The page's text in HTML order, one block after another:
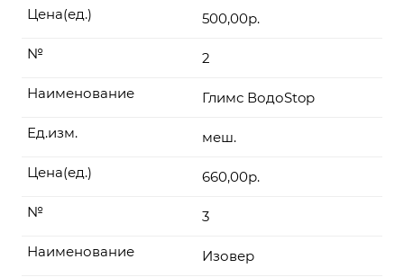
500,00р.
Цена(ед.)
2
№
Глимс ВодоStop
Наименование
меш.
Ед.изм.
660,00р.
Цена(ед.)
3
№
Изовер
Наименование